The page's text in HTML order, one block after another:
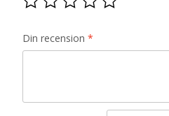
Din recension *